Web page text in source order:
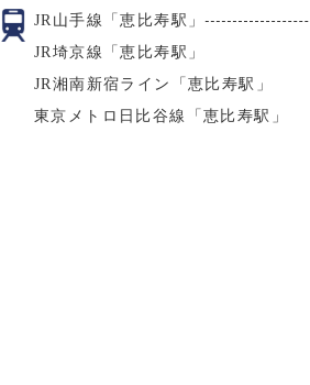
JR山手線「恵比寿駅」
JR埼京線「恵比寿駅」
JR湘南新宿ライン「恵比寿駅」
東京メトロ日比谷線「恵比寿駅」